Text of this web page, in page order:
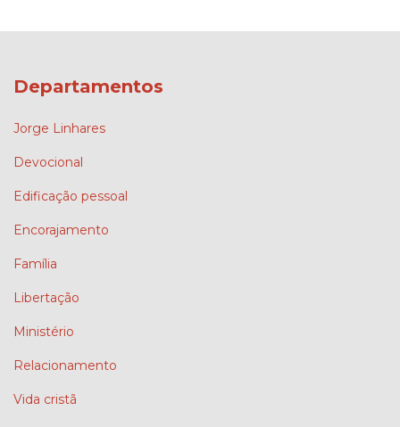
Departamentos
Jorge Linhares
Devocional
Edificação pessoal
Encorajamento
Família
Libertação
Ministério
Relacionamento
Vida cristã